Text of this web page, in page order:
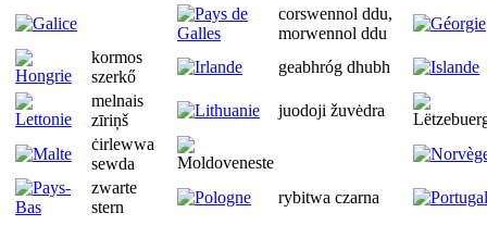
corswennol ddu,
morwennol ddu
kormos
szerkő
geabhróg dhubh
melnais
zīriņš
juodoji žuvėdra
ċirlewwa
sewda
zwarte
stern
rybitwa czarna